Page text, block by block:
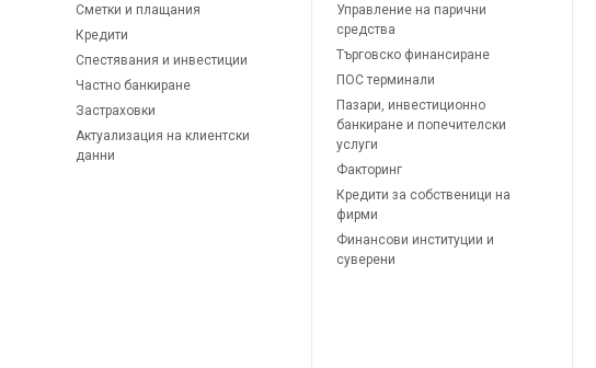
Сметки и плащания
Кредити
Спестявания и инвестиции
Частно банкиране
Застраховки
Актуализация на клиентски
данни
Управление на парични
средства
Търговско финансиране
ПОС терминали
Пазари, инвестиционно
банкиране и попечителски
услуги
Факторинг
Кредити за собственици на
фирми
Финансови институции и
суверени